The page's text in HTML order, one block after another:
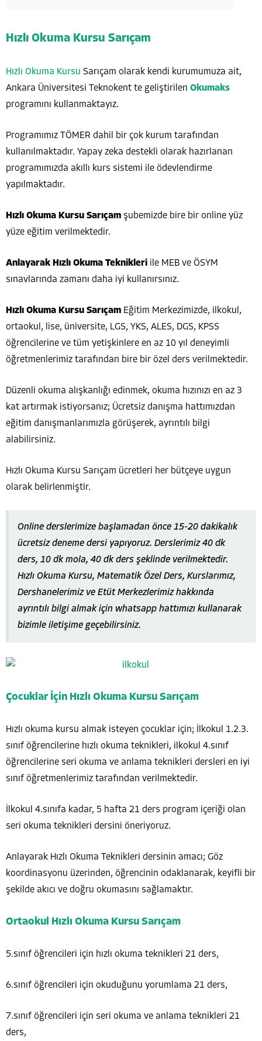
Hızlı Okuma Kursu Sarıçam
Hızlı Okuma Kursu Sarıçam olarak kendi kurumumuza ait,
Ankara Üniversitesi Teknokent te geliştirilen Okumaks
programını kullanmaktayız.
Programımız TÖMER dahil bir çok kurum tarafından
kullanılmaktadır. Yapay zeka destekli olarak hazırlanan
programımızda akıllı kurs sistemi ile ödevlendirme
yapılmaktadır.
Hızlı Okuma Kursu Sarıçam şubemizde bire bir online yüz
yüze eğitim verilmektedir.
Anlayarak Hızlı Okuma Teknikleri ile MEB ve ÖSYM
sınavlarında zamanı daha iyi kullanırsınız.
Hızlı Okuma Kursu Sarıçam Eğitim Merkezimizde, ilkokul,
ortaokul, lise, üniversite, LGS, YKS, ALES, DGS, KPSS
öğrencilerine ve tüm yetişkinlere en az 10 yıl deneyimli
öğretmenlerimiz tarafından bire bir özel ders verilmektedir.
Düzenli okuma alışkanlığı edinmek, okuma hızınızı en az 3
kat artırmak istiyorsanız; Ücretsiz danışma hattımızdan
eğitim danışmanlarımızla görüşerek, ayrıntılı bilgi
alabilirsiniz.
Hızlı Okuma Kursu Sarıçam ücretleri her bütçeye uygun
olarak belirlenmiştir.
Online derslerimize başlamadan önce 15-20 dakikalık
ücretsiz deneme dersi yapıyoruz. Derslerimiz 40 dk
ders, 10 dk mola, 40 dk ders şeklinde verilmektedir.
Hızlı Okuma Kursu, Matematik Özel Ders, Kurslarımız,
Dershanelerimiz ve Etüt Merkezlerimiz hakkında
ayrıntılı bilgi almak için whatsapp hattımızı kullanarak
bizimle iletişime geçebilirsiniz.
Çocuklar İçin Hızlı Okuma Kursu Sarıçam
Hızlı okuma kursu almak isteyen çocuklar için; İlkokul 1.2.3.
sınıf öğrencilerine hızlı okuma teknikleri, ilkokul 4.sınıf
öğrencilerine seri okuma ve anlama teknikleri dersleri en iyi
sınıf öğretmenlerimiz tarafından verilmektedir.
İlkokul 4.sınıfa kadar, 5 hafta 21 ders program içeriği olan
seri okuma teknikleri dersini öneriyoruz.
Anlayarak Hızlı Okuma Teknikleri dersinin amacı; Göz
koordinasyonu üzerinden, öğrencinin odaklanarak, keyifli bir
şekilde akıcı ve doğru okumasını sağlamaktır.
Ortaokul Hızlı Okuma Kursu Sarıçam
5.sınıf öğrencileri için hızlı okuma teknikleri 21 ders,
6.sınıf öğrencileri için okuduğunu yorumlama 21 ders,
7.sınıf öğrencileri için seri okuma ve anlama teknikleri 21
ders,